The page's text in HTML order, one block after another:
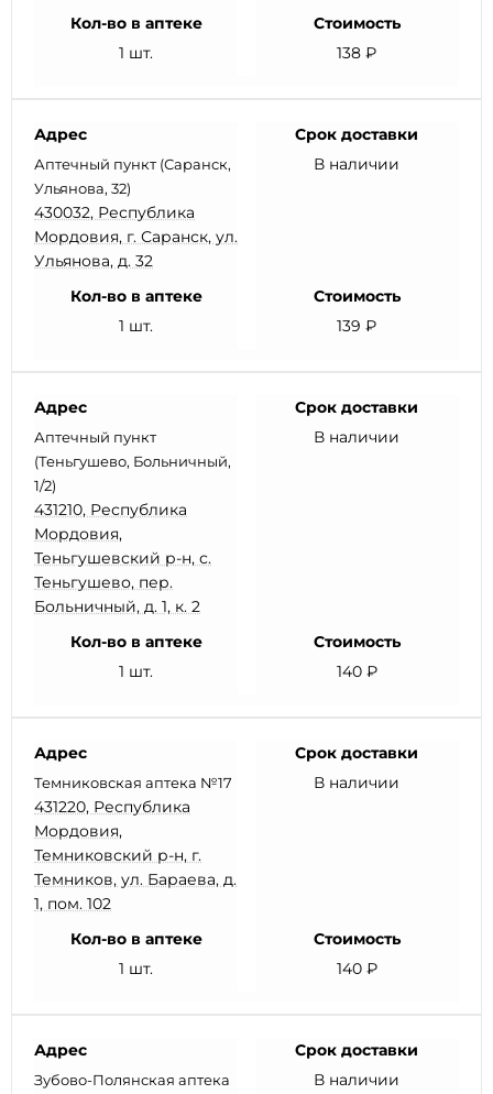
Кол-во в аптеке
1 шт.
Стоимость
138 ₽
Адрес
Аптечный пункт (Саранск,
Ульянова, 32)
430032, Республика
Мордовия, г. Саранск, ул.
Ульянова, д. 32
Срок доставки
В наличии
Кол-во в аптеке
1 шт.
Стоимость
139 ₽
Адрес
Аптечный пункт
(Теньгушево, Больничный,
1/2)
431210, Республика
Мордовия,
Теньгушевский р-н, с.
Теньгушево, пер.
Больничный, д. 1, к. 2
Срок доставки
В наличии
Кол-во в аптеке
1 шт.
Стоимость
140 ₽
Адрес
Темниковская аптека №17
431220, Республика
Мордовия,
Темниковский р-н, г.
Темников, ул. Бараева, д.
1, пом. 102
Срок доставки
В наличии
Кол-во в аптеке
1 шт.
Стоимость
140 ₽
Адрес
Зубово-Полянская аптека
Срок доставки
В наличии